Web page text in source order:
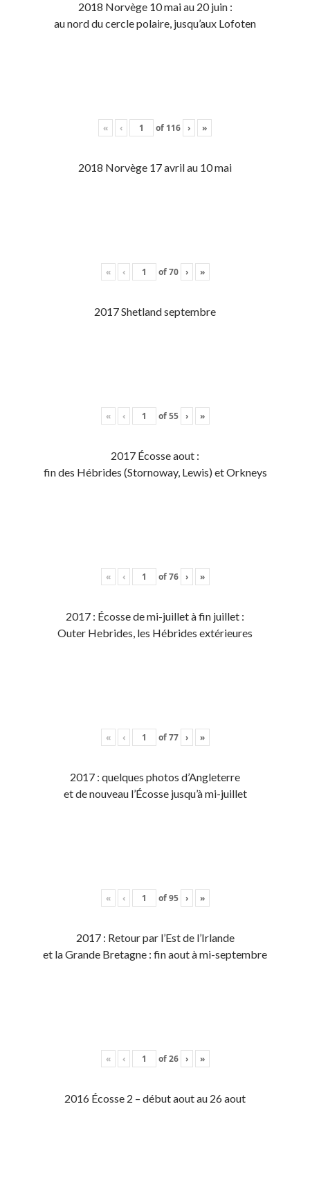
2018 Norvège 10 mai au 20 juin :
au nord du cercle polaire, jusqu’aux Lofoten
« ‹ of 116 › »
2018 Norvège 17 avril au 10 mai
« ‹ of70 › »
2017 Shetland septembre
« ‹ of55 › »
2017 Écosse aout :
fin des Hébrides (Stornoway, Lewis) et Orkneys
« ‹ of76 › »
2017 : Écosse de mi-juillet à fin juillet :
Outer Hebrides, les Hébrides extérieures
« ‹ of77 › »
2017 : quelques photos d’Angleterre
et de nouveau l’Écosse jusqu’à mi-juillet
« ‹ of95 › »
2017 : Retour par l’Est de l’Irlande
et la Grande Bretagne : fin aout à mi-septembre
« ‹ of26 › »
2016 Écosse 2 – début aout au 26 aout